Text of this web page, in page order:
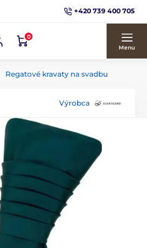
+420 739 400 705
0
Menu
Regatové kravaty na svadbu
Výrobca